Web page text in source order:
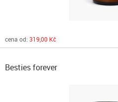
cena od: 319,00 Kč
Besties forever